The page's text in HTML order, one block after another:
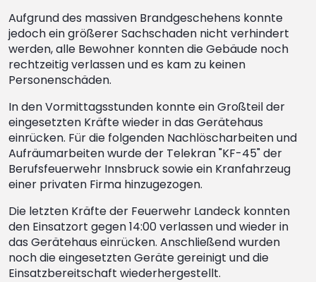
Aufgrund des massiven Brandgeschehens konnte
jedoch ein größerer Sachschaden nicht verhindert
werden, alle Bewohner konnten die Gebäude noch
rechtzeitig verlassen und es kam zu keinen
Personenschäden.
In den Vormittagsstunden konnte ein Großteil der
eingesetzten Kräfte wieder in das Gerätehaus
einrücken. Für die folgenden Nachlöscharbeiten und
Aufräumarbeiten wurde der Telekran "KF-45" der
Berufsfeuerwehr Innsbruck sowie ein Kranfahrzeug
einer privaten Firma hinzugezogen.
Die letzten Kräfte der Feuerwehr Landeck konnten
den Einsatzort gegen 14:00 verlassen und wieder in
das Gerätehaus einrücken. Anschließend wurden
noch die eingesetzten Geräte gereinigt und die
Einsatzbereitschaft wiederhergestellt.